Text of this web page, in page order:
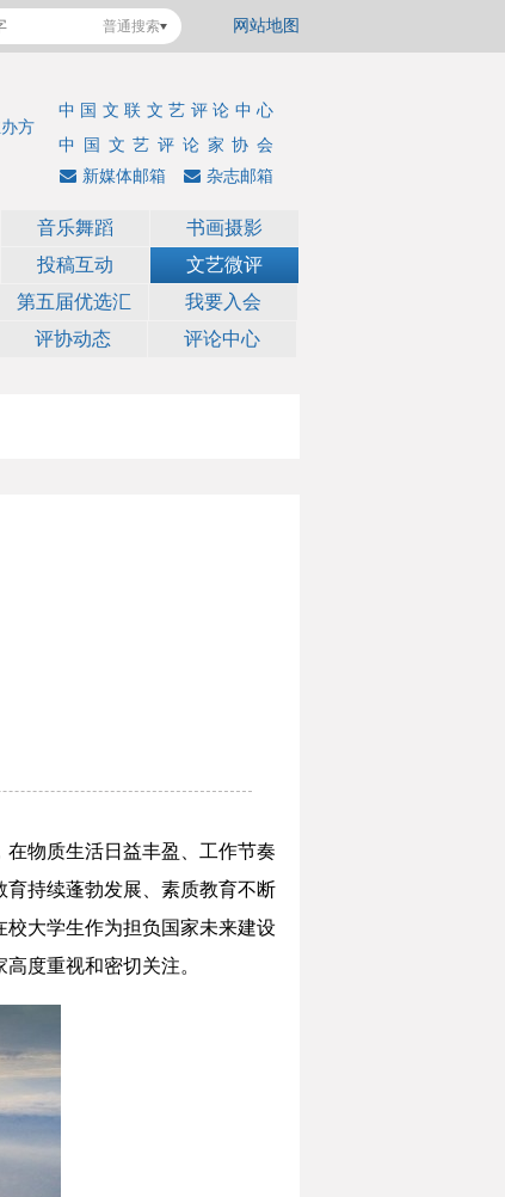
网站地图
普通搜索
中国文联文艺评论中心
中国文艺评论家协会
方
杂志邮箱
新媒体邮箱
音乐舞蹈
书画摄影
投稿互动
文艺微评
第五届优选汇 我要入会
评协动态 评论中心
物质生活日益丰盈、工作节奏
持续蓬勃发展、素质教育不断
大学生作为担负国家未来建设
度重视和密切关注。